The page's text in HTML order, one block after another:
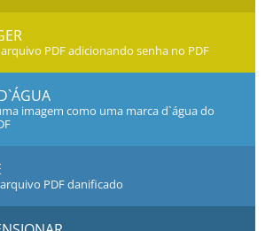
PDF adicionando senha no PDF
imagem como uma marca d`água do
PDF danificado